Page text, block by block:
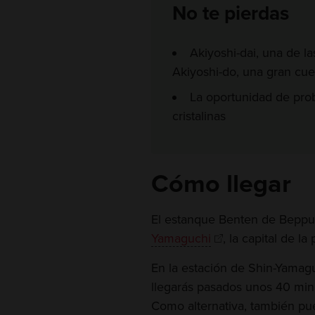
No te pierdas
Akiyoshi-dai, una de
Akiyoshi-do, una gran
La oportunidad de
cristalinas
Cómo llegar
El estanque Benten de
Yamaguchi
, la capital de la
En la estación de Shin-
llegarás pasados unos 40
Como alternativa, también